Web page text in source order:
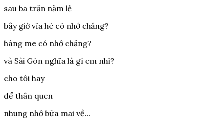
sau ba trăn năm lẻ
bây giờ vỉa hè có nhớ chăng?
hàng me có nhớ chăng?
và Sài Gòn nghĩa là gì em nhỉ?
cho tôi hay
để thân quen
nhung nhớ bữa mai về...